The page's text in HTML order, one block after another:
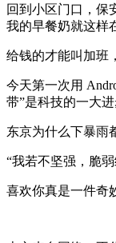
回到小区门口，保
我的早餐奶就这样
给钱的才能叫加班
今天第一次用
带”是科技的一大
东京为什么下暴雨
“我若不坚强，脆
喜欢你真是一件奇